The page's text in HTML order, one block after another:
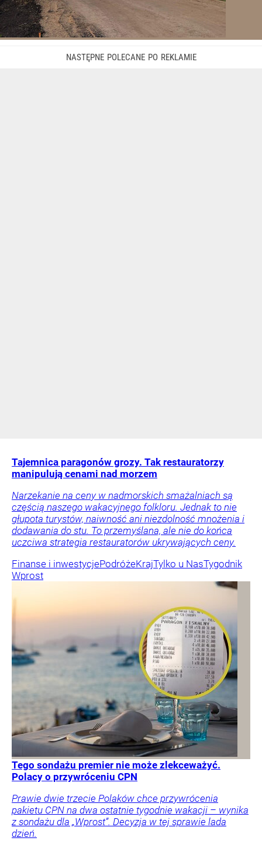
Tajemnica paragonów grozy. Tak restauratorzy
manipulują cenami nad morzem
Narzekanie na ceny w nadmorskich smażalniach są
częścią naszego wakacyjnego folkloru. Jednak to nie
głupota turystów, naiwność ani niezdolność mnożenia i
dodawania do stu. To przemyślana, ale nie do końca
uczciwa strategia restauratorów ukrywających ceny.
Finanse i inwestycjePodróżeKrajTylko u NasTygodnik
Wprost
Tego sondażu premier nie może zlekceważyć.
Polacy o przywróceniu CPN
Prawie dwie trzecie Polaków chce przywrócenia
pakietu CPN na dwa ostatnie tygodnie wakacji – wynika
z sondażu dla „Wprost”. Decyzja w tej sprawie lada
dzień.